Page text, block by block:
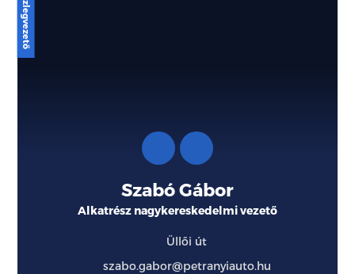
Szabó Gábor
Alkatrész nagykereskedelmi vezető
Üllői út
szabo.gabor@petranyiauto.hu